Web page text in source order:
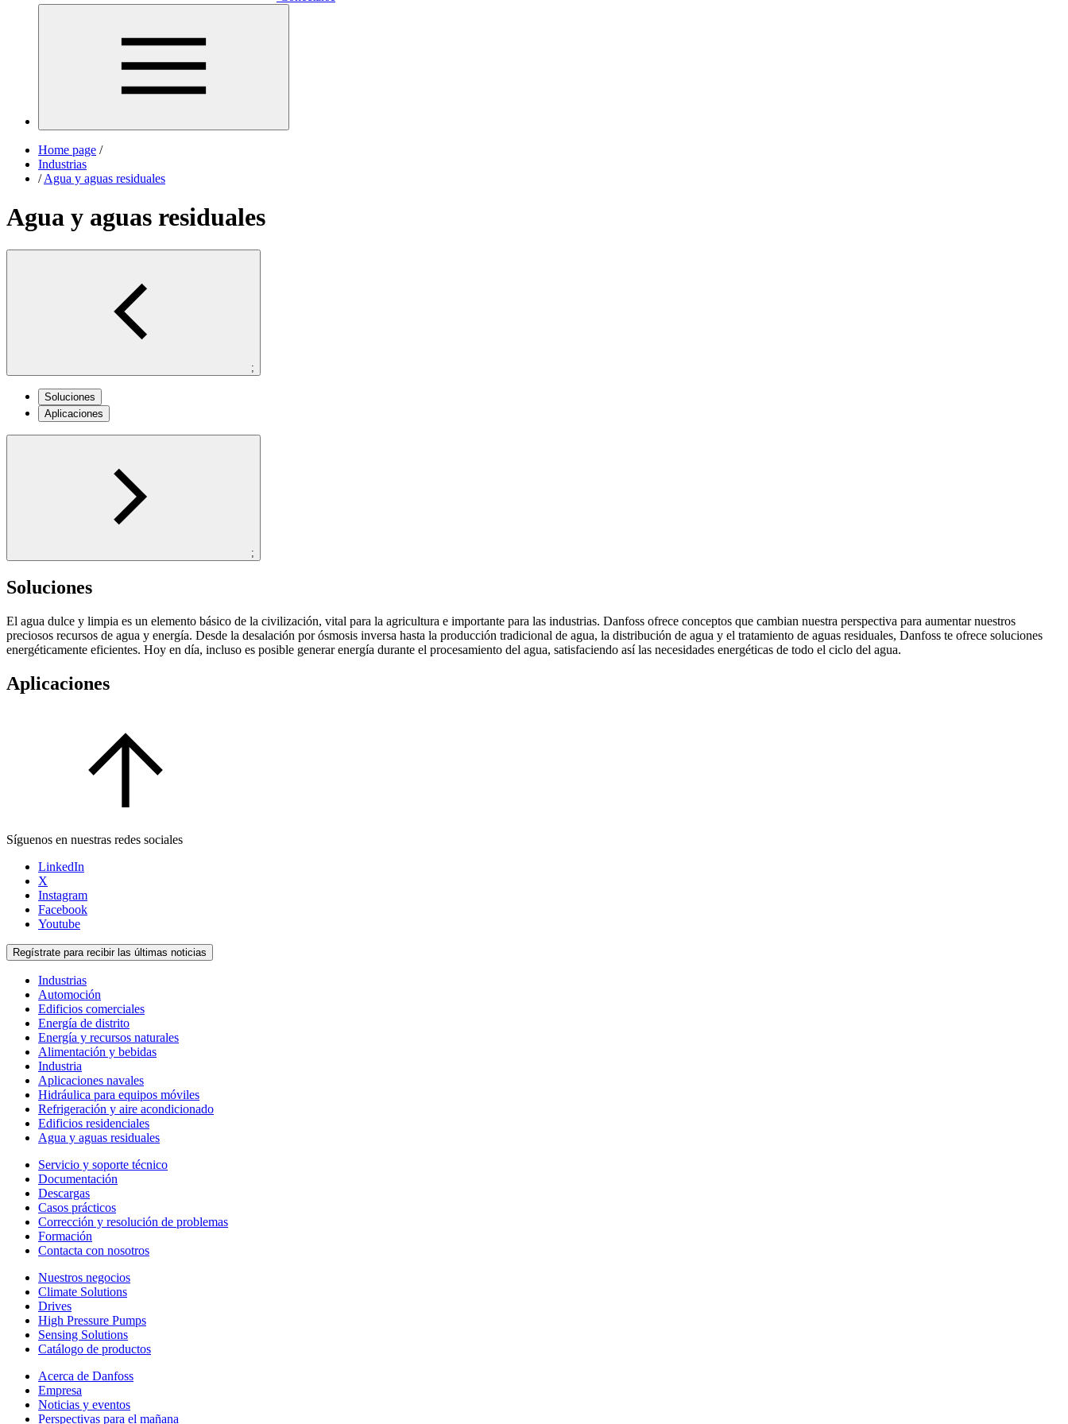
Home page /
Industrias
/ Agua y aguas residuales
Agua y aguas residuales
;
Soluciones
Aplicaciones
;
Soluciones
El agua dulce y limpia es un elemento básico de la civilización, vital para la agricultura e importante para las industrias. Danfoss ofrece conceptos que cambian nuestra perspectiva para aumentar nuestros
preciosos recursos de agua y energía. Desde la desalación por ósmosis inversa hasta la producción tradicional de agua, la distribución de agua y el tratamiento de aguas residuales, Danfoss te ofrece soluciones
energéticamente eficientes. Hoy en día, incluso es posible generar energía durante el procesamiento del agua, satisfaciendo así las necesidades energéticas de todo el ciclo del agua.
Aplicaciones
Síguenos en nuestras redes sociales
LinkedIn
X
Instagram
Facebook
Youtube
Regístrate para recibir las últimas noticias
Industrias
Automoción
Edificios comerciales
Energía de distrito
Energía y recursos naturales
Alimentación y bebidas
Industria
Aplicaciones navales
Hidráulica para equipos móviles
Refrigeración y aire acondicionado
Edificios residenciales
Agua y aguas residuales
Servicio y soporte técnico
Documentación
Descargas
Casos prácticos
Corrección y resolución de problemas
Formación
Contacta con nosotros
Nuestros negocios
Climate Solutions
Drives
High Pressure Pumps
Sensing Solutions
Catálogo de productos
Acerca de Danfoss
Empresa
Noticias y eventos
Perspectivas para el mañana